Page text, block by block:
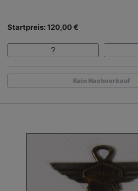
Startpreis: 120,00 €
Kein Nachverkauf